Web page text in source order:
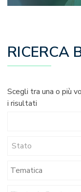
RICERCA
Scegli tra una o più
i risultati
Stato